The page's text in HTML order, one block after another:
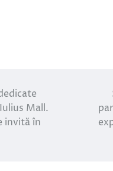
Mall.
invită în